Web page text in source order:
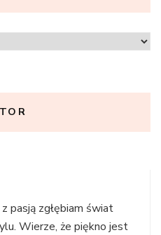
pasją zgłębiam świat
Wierze, że piękno jest